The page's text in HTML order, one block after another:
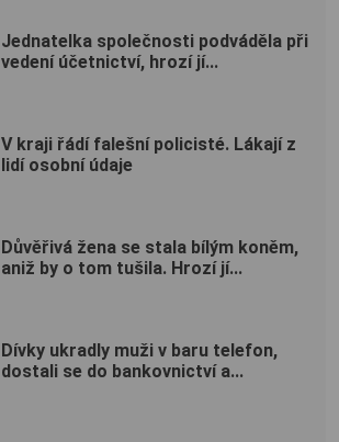
Jednatelka společnosti podváděla při
vedení účetnictví, hrozí jí...
V kraji řádí falešní policisté. Lákají z
lidí osobní údaje
Důvěřivá žena se stala bílým koněm,
aniž by o tom tušila. Hrozí jí...
Dívky ukradly muži v baru telefon,
dostali se do bankovnictví a...